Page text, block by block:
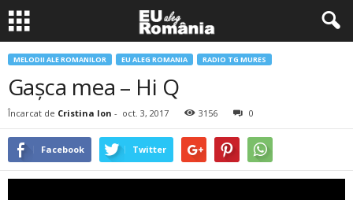
MELODII ALE ROMANILOR EU ALEG ROMANIA RADIO TG MURES
Gaşca mea – Hi Q
Încarcat de Cristina Ion - oct. 3, 2017 3156 0
Facebook Twitter